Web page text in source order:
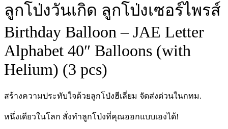
ลูกโป่งวันเกิด ลูกโป่งเซอร์ไพรส์
Birthday Balloon – JAE Letter
Alphabet 40″ Balloons (with
Helium) (3 pcs)
สร้างความประทับใจด้วยลูกโป่งฮีเลี่ยม จัดส่งด่วนในกทม.
หนึ่งเดียวในโลก สั่งทำลูกโป่งที่คุณออกแบบเองได้!